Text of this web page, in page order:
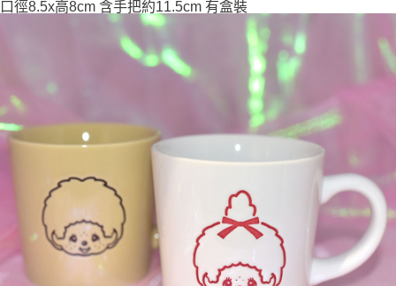
7-11取貨付款
每筆NT$65，滿NT$999(含以上)免運費
每筆NT$65，滿NT$999(含以上)免運費
宅配
每筆NT$100，滿NT$999(含以上)免運費
口徑8.5x高8cm 含手把約11.5cm 有盒裝